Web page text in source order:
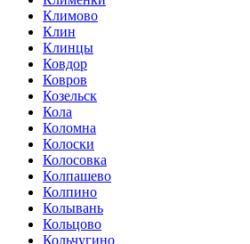
Климово
Клин
Клинцы
Ковдор
Ковров
Козельск
Кола
Коломна
Колоски
Колосовка
Колпашево
Колпино
Колывань
Кольцово
Кольчугино